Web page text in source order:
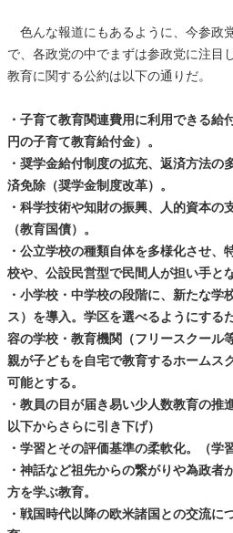
色んな報道にもあるように、今参政
で、各政党の中でまずは参政党に注目
教育に関する公約は以下の通りだ。
・子育て教育関連費用に利用できる給
円の子育て教育給付金）。
・奨学金給付制度の拡充、返済方法の
済免除（奨学金制度改革）。
・科学技術や知財の振興、人的資本の
（教育国債）。
・公立学校の種類自体を多様化させ、
校や、公設民営型で民間人が担い手と
・小学校・中学校の段階に、新たな学
ス）を導入。学区を選べるようにする
容の学校・教育機関（フリースクール
親が子どもを自宅で教育するホームス
可能とする。
・教員の目が届き易い少人数教育の推
以下からさらに引き下げ）
・学習とその評価基準の柔軟化。（学
・神話など祖先からの繋がりや為政者
方を学ぶ教育。
・戦国時代以降の欧米諸国との交流に